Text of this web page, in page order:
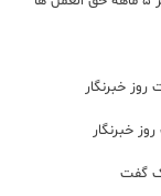
خبرنگار
خبرنگار
گفت